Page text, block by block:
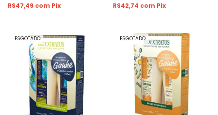
R$47,49 com Pix R$42,74 com Pix
ESGOTADO ESGOTADO